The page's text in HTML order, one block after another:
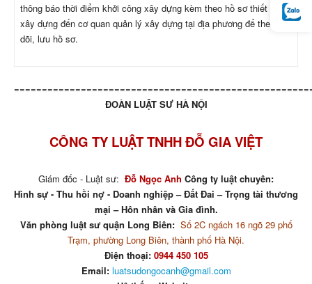
thông báo thời điểm khởi công xây dựng kèm theo hồ sơ thiết kế
xây dựng đến cơ quan quản lý xây dựng tại địa phương để theo
dõi, lưu hồ sơ.
ĐOÀN LUẬT SƯ HÀ NỘI
CÔNG TY LUẬT TNHH ĐỖ GIA VIỆT
Giám đốc - Luật sư: Đỗ Ngọc Anh Công ty luật chuyên:
Hình sự - Thu hồi nợ - Doanh nghiệp – Đất Đai – Trọng tài thương
mại – Hôn nhân và Gia đình.
Văn phòng luật sư quận Long Biên: Số 2C ngách 16 ngõ 29 phố
Trạm, phường Long Biên, thành phố Hà Nội.
Điện thoại: 0944 450 105
Email: luatsudongocanh@gmail.com